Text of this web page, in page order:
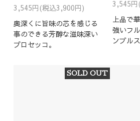
3,545円(税込3,900円)
奥深くに旨味の芯を感じる
事のできる芳醇な滋味深い
プロセッコ。
3,545円
上品で
強いフ
ンブルス
SOLD OUT